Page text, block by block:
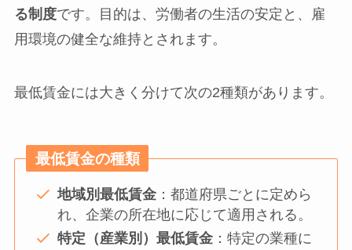
る制度です。目的は、労働者の生活の安定と、雇
用環境の健全な維持とされます。
最低賃金には大きく分けて次の2種類があります。
最低賃金の種類
地域別最低賃金：都道府県ごとに定めら
れ、企業の所在地に応じて適用される。
特定（産業別）最低賃金：特定の業種に